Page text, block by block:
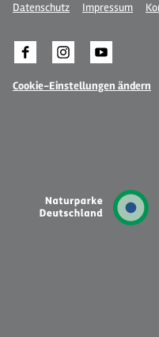
Datenschutz Impressum
Cookie-Einstellungen ändern